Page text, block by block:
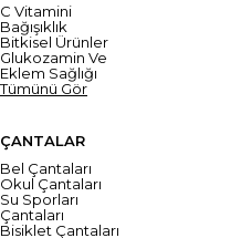
C Vitamini
Bağışıklık
Bitkisel Ürünler
Glukozamin Ve
Eklem Sağlığı
Tümünü Gör
ÇANTALAR
Bel Çantaları
Okul Çantaları
Su Sporları
Çantaları
Bisiklet Çantaları